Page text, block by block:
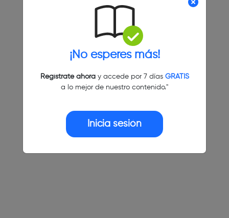
¡No esperes más!
Regístrate ahoray accede por 7 días GRATIS
a lo mejor de nuestro contenido."
Inicia sesión